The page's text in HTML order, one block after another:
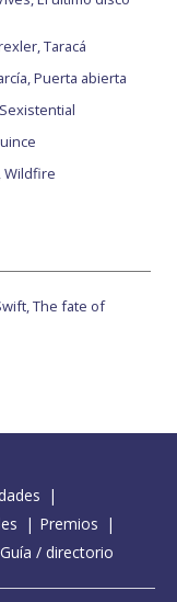
Taracá
Puerta abierta
Wildfire
The fate of
Premios
Guía / directorio